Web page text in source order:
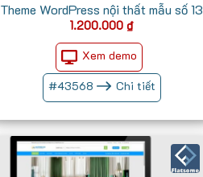
Theme WordPress nội thất mẫu số 13
1.200.000 ₫
Xem demo
#43568 Chi tiết